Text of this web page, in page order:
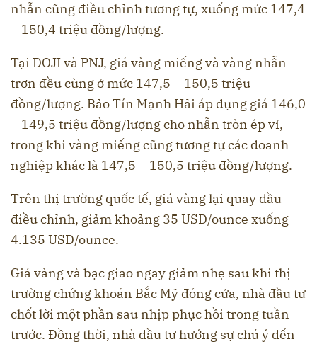
nhẫn cũng điều chỉnh tương tự, xuống mức 147,4
– 150,4 triệu đồng/lượng.
Tại DOJI và PNJ, giá vàng miếng và vàng nhẫn
trơn đều cùng ở mức 147,5 – 150,5 triệu
đồng/lượng. Bảo Tín Mạnh Hải áp dụng giá 146,0
– 149,5 triệu đồng/lượng cho nhẫn tròn ép vỉ,
trong khi vàng miếng cũng tương tự các doanh
nghiệp khác là 147,5 – 150,5 triệu đồng/lượng.
Trên thị trường quốc tế, giá vàng lại quay đầu
điều chỉnh, giảm khoảng 35 USD/ounce xuống
4.135 USD/ounce.
Giá vàng và bạc giao ngay giảm nhẹ sau khi thị
trường chứng khoán Bắc Mỹ đóng cửa, nhà đầu tư
chốt lời một phần sau nhịp phục hồi trong tuần
trước. Đồng thời, nhà đầu tư hướng sự chú ý đến